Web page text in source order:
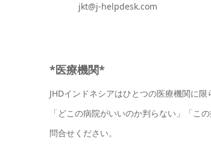
jkt@j-helpdesk.com
*医療機関*
JHDインドネシアはひとつの医療機関に
「どこの病院がいいのか判らない」「こ
問合せください。